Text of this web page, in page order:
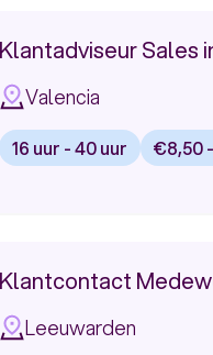
Klantadviseur Sales
Valencia
16 uur - 40 uur €8,50
Klantcontact
Leeuwarden